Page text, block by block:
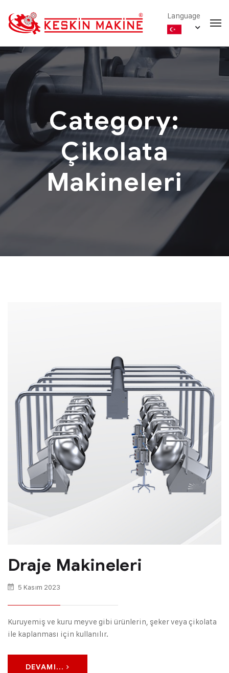
Language
Category:
Çikolata
Makineleri
Draje Makineleri
5 Kasım 2023
Kuruyemiş ve kuru meyve gibi ürünlerin, şeker veya çikolata
ile kaplanması için kullanılır.
DEVAMI...